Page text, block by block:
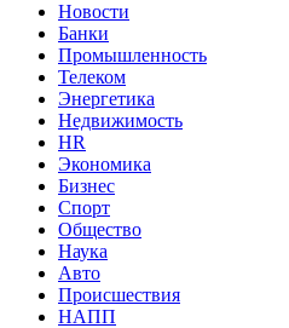
Новости
Банки
Промышленность
Телеком
Энергетика
Недвижимость
HR
Экономика
Бизнес
Спорт
Общество
Наука
Авто
Происшествия
НАПП